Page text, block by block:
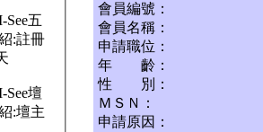
會員編號：
會員名稱：
申請職位：
年 齡：
性 別：
ＭＳＮ：
申請原因：